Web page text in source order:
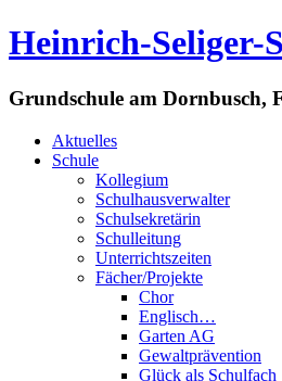
Heinrich-Seliger-
Grundschule am Dornbusch,
Aktuelles
Schule
Kollegium
Schulhausverwalter
Schulsekretärin
Schulleitung
Unterrichtszeiten
Fächer/Projekte
Chor
Englisch…
Garten AG
Gewaltprävention
Glück als Schulfach